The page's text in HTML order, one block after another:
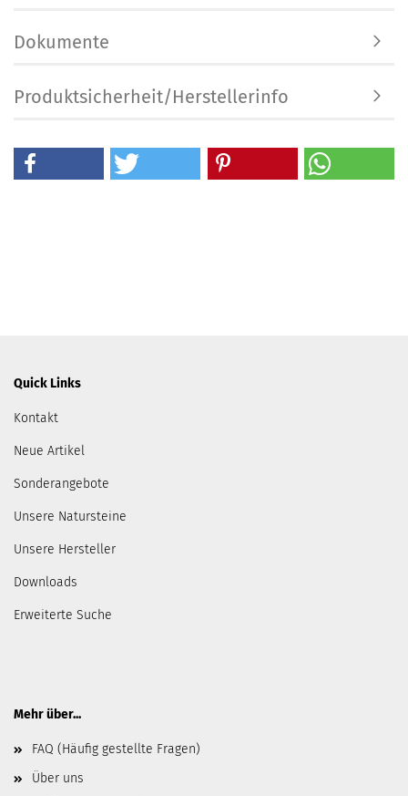
Dokumente
Produktsicherheit/Herstellerinfo
Quick Links
Kontakt
Neue Artikel
Sonderangebote
Unsere Natursteine
Unsere Hersteller
Downloads
Erweiterte Suche
Mehr über...
FAQ (Häufig gestellte Fragen)
Über uns